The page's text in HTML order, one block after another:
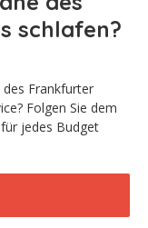
schlafen?
Frankfurter
Folgen Sie dem
jedes Budget